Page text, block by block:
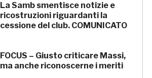
La Samb smentisce notizie e
ricostruzioni riguardanti la
cessione del club. COMUNICATO
FOCUS – Giusto criticare Massi,
ma anche riconoscerne i meriti